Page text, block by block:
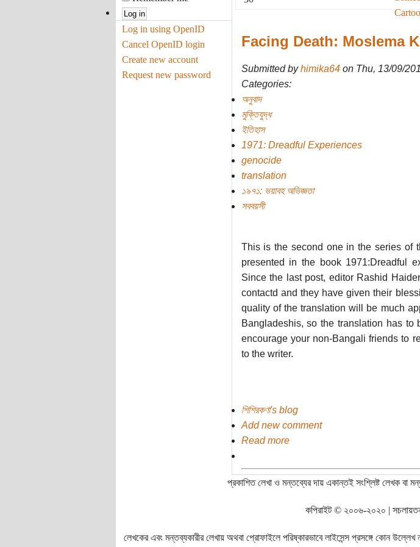
Log in using OpenID
Cancel OpenID login
Create new account
Request new password
Facing Death: Moslema
Submitted byhimika64on Thu, 13/09/
Categories:
অনুবাদ
মুক্তিযুদ্ধ
ইতিহাস
1971: Dreadful Experiences
genocide
translation
১৯৭১: ভয়াবহ অভিজ্ঞতা
সববয়সী
This is the second one in the series of
presented in the book 1971:Dreadful
Since the last post, editor Rashid
contactd and they have given their
quality of the translation will be much
Bangladeshis, so the translation has
encourage your non-Bangali friends to
to the writer.
শিশিরকণা's blog
Add new comment
Read more
প্রকাশিত লেখা ও মন্তব্যের দায় একান্তই সংশ্লিষ্ট লেখক বা
কপিরাইট © ২০০৬-২০২০ |
লেখকের এবং মন্তব্যকারীর লেখায় অথবা প্রোফাইলে পরিষ্কারভাবে লাইসেন্স প্রসঙ্গে কোন উল্লেখ